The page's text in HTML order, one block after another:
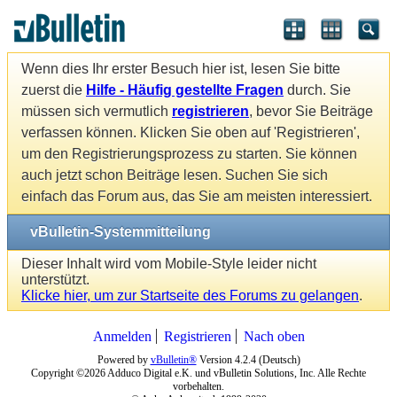
Wenn dies Ihr erster Besuch hier ist, lesen Sie bitte
zuerst die Hilfe - Häufig gestellte Fragen durch. Sie
müssen sich vermutlich registrieren, bevor Sie Beiträge
verfassen können. Klicken Sie oben auf 'Registrieren',
um den Registrierungsprozess zu starten. Sie können
auch jetzt schon Beiträge lesen. Suchen Sie sich
einfach das Forum aus, das Sie am meisten interessiert.
vBulletin-Systemmitteilung
Dieser Inhalt wird vom Mobile-Style leider nicht
unterstützt.
Klicke hier, um zur Startseite des Forums zu gelangen.
Anmelden Registrieren Nach oben
Powered by vBulletin®Version 4.2.4 (Deutsch)
Copyright ©2026 Adduco Digital e.K. und vBulletin Solutions, Inc. Alle Rechte
vorbehalten.